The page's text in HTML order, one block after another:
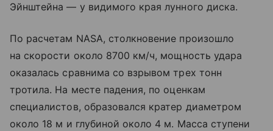
Эйнштейна — у видимого края лунного диска.
По расчетам NASA, столкновение произошло
на скорости около 8700 км/ч, мощность удара
оказалась сравнима со взрывом трех тонн
тротила. На месте падения, по оценкам
специалистов, образовался кратер диаметром
около 18 м и глубиной около 4 м. Масса ступени